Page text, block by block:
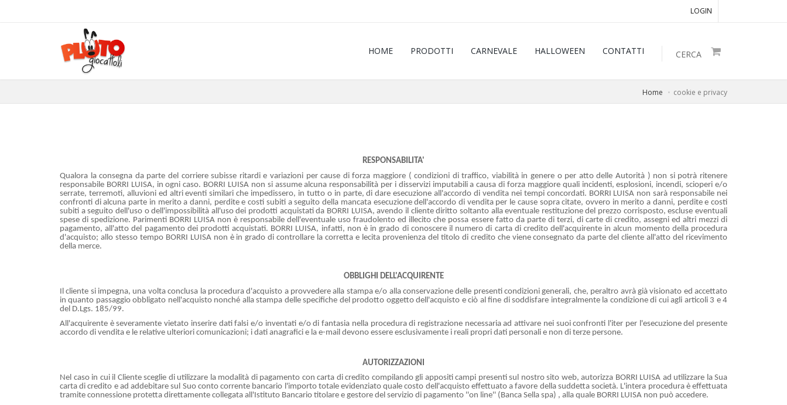
LOGIN
CERCA
HOME PRODOTTI CARNEVALE HALLOWEEN CONTATTI
Home cookie e privacy
RESPONSABILITA'
Qualora la consegna da parte del corriere subisse ritardi e variazioni per cause di forza maggiore ( condizioni di traffico, viabilità in genere o per atto delle Autorità ) non si potrà ritenere
responsabile BORRI LUISA, in ogni caso. BORRI LUISA non si assume alcuna responsabilità per i disservizi imputabili a causa di forza maggiore quali incidenti, esplosioni, incendi, scioperi e/o
serrate, terremoti, alluvioni ed altri eventi similari che impedissero, in tutto o in parte, di dare esecuzione all'accordo di vendita nei tempi concordati. BORRI LUISA non sarà responsabile nei
confronti di alcuna parte in merito a danni, perdite e costi subiti a seguito della mancata esecuzione dell'accordo di vendita per le cause sopra citate, ovvero in merito a danni, perdite e costi
subiti a seguito dell'uso o dell'impossibilità all'uso dei prodotti acquistati da BORRI LUISA, avendo il cliente diritto soltanto alla eventuale restituzione del prezzo corrisposto, escluse eventuali
spese di spedizione. Parimenti BORRI LUISA non è responsabile dell'eventuale uso fraudolento ed illecito che possa essere fatto da parte di terzi, di carte di credito, assegni ed altri mezzi di
pagamento, all'atto del pagamento dei prodotti acquistati. BORRI LUISA, infatti, non è in grado di conoscere il numero di carta di credito dell'acquirente in alcun momento della procedura
d'acquisto; allo stesso tempo BORRI LUISA non è in grado di controllare la corretta e lecita provenienza del titolo di credito che viene consegnato da parte del cliente all'atto del ricevimento
della merce.
OBBLIGHI DELL'ACQUIRENTE
Il cliente si impegna, una volta conclusa la procedura d'acquisto a provvedere alla stampa e/o alla conservazione delle presenti condizioni generali, che, peraltro avrà già visionato ed accettato
in quanto passaggio obbligato nell'acquisto nonché alla stampa delle specifiche del prodotto oggetto dell'acquisto e ciò al fine di soddisfare integralmente la condizione di cui agli articoli 3 e 4
del D.Lgs. 185/99.
All'acquirente è severamente vietato inserire dati falsi e/o inventati e/o di fantasia nella procedura di registrazione necessaria ad attivare nei suoi confronti l'iter per l'esecuzione del presente
accordo di vendita e le relative ulteriori comunicazioni; i dati anagrafici e la e-mail devono essere esclusivamente i reali propri dati personali e non di terze persone.
AUTORIZZAZIONI
Nel caso in cui il Cliente sceglie di utilizzare la modalità di pagamento con carta di credito compilando gli appositi campi presenti sul nostro sito web, autorizza BORRI LUISA ad utilizzare la Sua
carta di credito e ad addebitare sul Suo conto corrente bancario l'importo totale evidenziato quale costo dell'acquisto effettuato a favore della suddetta società. L'intera procedura è effettuata
tramite connessione protetta direttamente collegata all'Istituto Bancario titolare e gestore del servizio di pagamento ''on line'' (Banca Sella spa) , alla quale BORRI LUISA non può accedere.